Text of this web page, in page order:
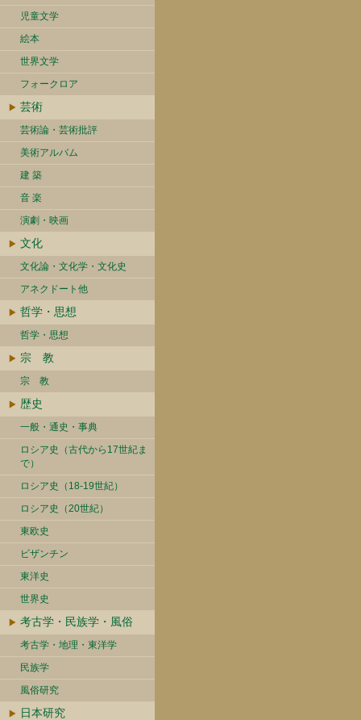
児童文学
絵本
世界文学
フォークロア
芸術
芸術論・芸術批評
美術アルバム
建 築
音 楽
演劇・映画
文化
文化論・文化学・文化史
アネクドート他
哲学・思想
哲学・思想
宗 教
宗 教
歴史
一般・通史・事典
ロシア史（古代から17世紀ま
で）
ロシア史（18-19世紀）
ロシア史（20世紀）
東欧史
ビザンチン
東洋史
世界史
考古学・民族学・風俗
考古学・地理・東洋学
民族学
風俗研究
日本研究